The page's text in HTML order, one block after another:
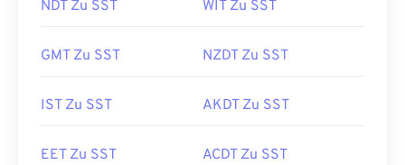
NDT Zu SST WIT Zu SST
GMT Zu SST NZDT Zu SST
IST Zu SST AKDT Zu SST
EET Zu SST ACDT Zu SST